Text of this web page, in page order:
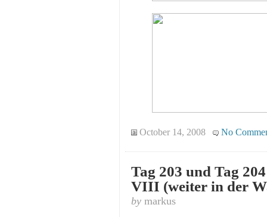
October 14, 2008 No
Tag 203 und Tag
VIII (weiter in der
by markus